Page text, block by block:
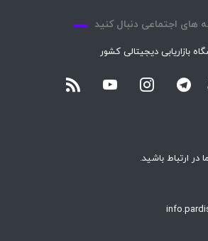
های اجتماعی دنبال کنید
بازاریابی دیجیتالی کشور
ارتباط باشید.